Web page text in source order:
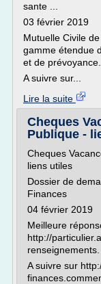
sante ...
03 février 2019
Mutuelle Civile
gamme étendue
et de
A suivre sur...
Lire la suite
Cheques
Publique -
Cheques
liens utiles
Dossier de
Finances
04 février 2019
Meilleure
http://
renseignements.
A suivre sur